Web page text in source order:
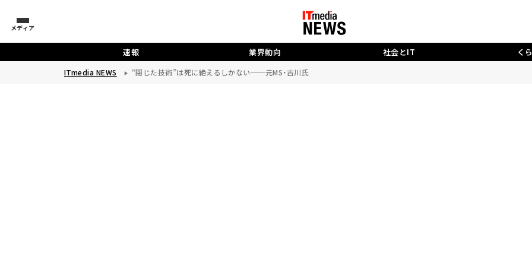
メディア
速報 業界動向 社会とIT く
ITmedia NEWS “閉じた技術”は死に絶えるしかない──元MS・古川氏